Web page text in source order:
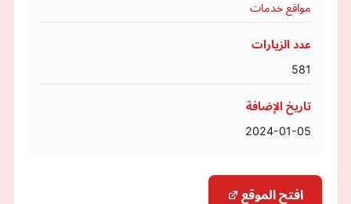
مواقع خدمات
عدد الزيارات
581
تاريخ الإضافة
2024-01-05
افتح الموقع